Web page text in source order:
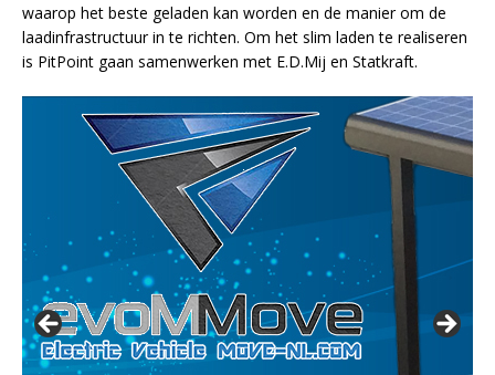
waarop het beste geladen kan worden en de manier om de
laadinfrastructuur in te richten. Om het slim laden te realiseren
is PitPoint gaan samenwerken met E.D.Mij en Statkraft.